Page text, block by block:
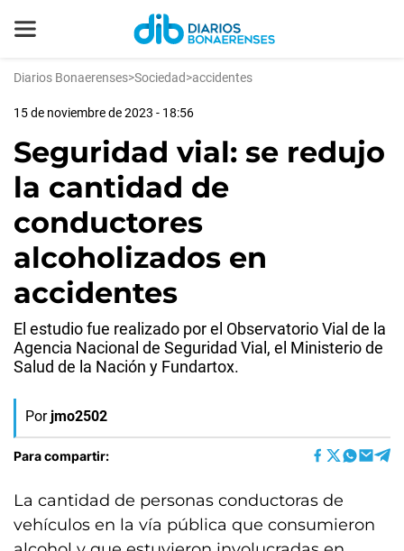
Diarios Bonaerenses>Sociedad>accidentes
15 de noviembre de 2023 - 18:56
Seguridad vial: se redujo
la cantidad de
conductores
alcoholizados en
accidentes
El estudio fue realizado por el Observatorio Vial de la
Agencia Nacional de Seguridad Vial, el Ministerio de
Salud de la Nación y Fundartox.
Por jmo2502
Para compartir:
La cantidad de personas conductoras de
vehículos en la vía pública que consumieron